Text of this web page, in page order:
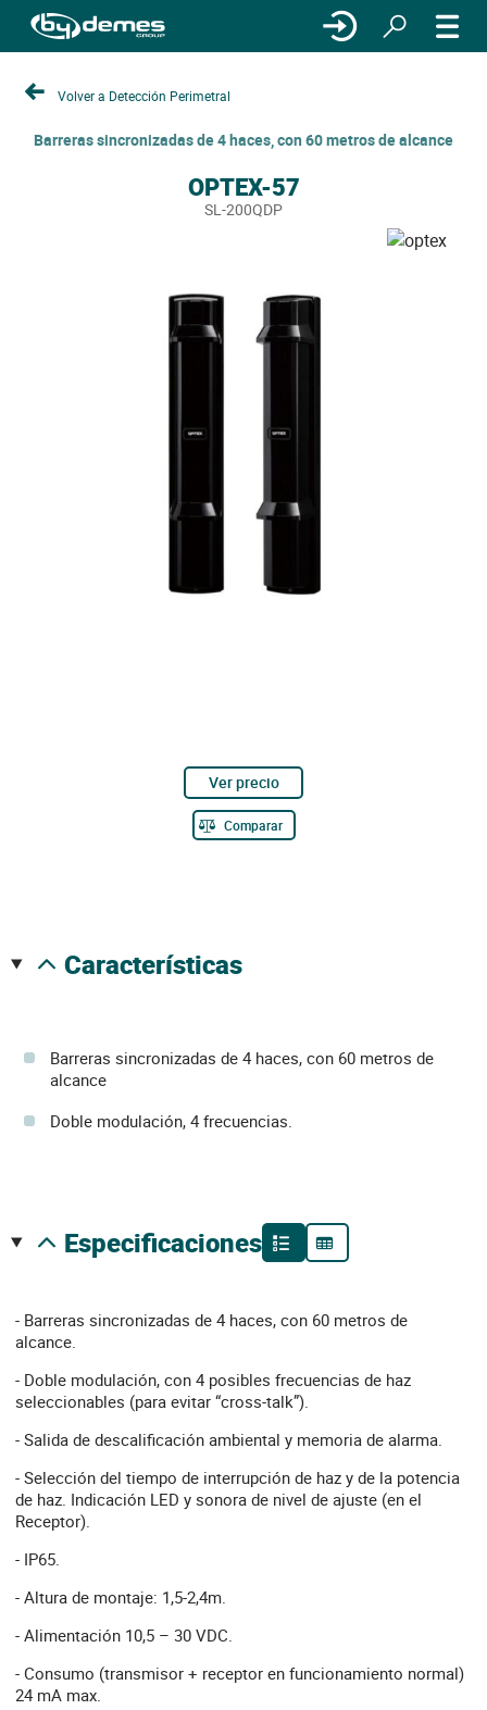
Volver a Detección Perimetral
Barreras sincronizadas de 4 haces, con 60 metros de alcance
OPTEX-57
SL-200QDP
Ver precio
Comparar
características
Barreras sincronizadas de 4 haces, con 60 metros de
alcance
Doble modulación, 4 frecuencias.
especificaciones
- Barreras sincronizadas de 4 haces, con 60 metros de
alcance.
- Doble modulación, con 4 posibles frecuencias de haz
seleccionables (para evitar “cross-talk”).
- Salida de descalificación ambiental y memoria de alarma.
- Selección del tiempo de interrupción de haz y de la potencia
de haz. Indicación LED y sonora de nivel de ajuste (en el
Receptor).
- IP65.
- Altura de montaje: 1,5-2,4m.
- Alimentación 10,5 – 30 VDC.
- Consumo (transmisor + receptor en funcionamiento normal)
24 mA max.